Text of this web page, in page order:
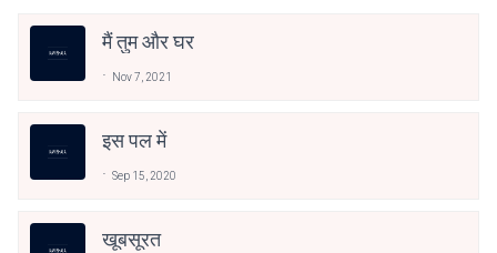
मैं तुम और घर
Nov 7, 2021
इस पल में
Sep 15, 2020
खूबसूरत